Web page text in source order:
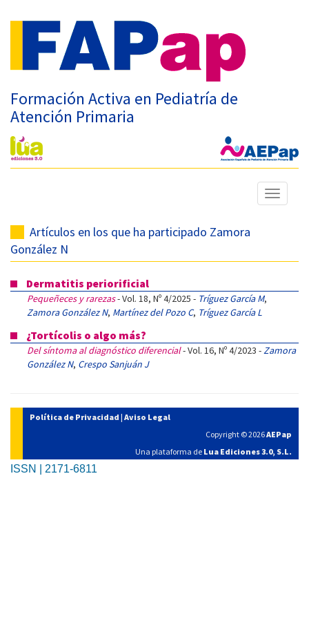
Formación Activa en Pediatría de
Atención Primaria
Mostrar
menú
Artículos en los que ha participado Zamora
González N
Dermatitis periorificial
Pequeñeces y rarezas- Vol. 18, Nº 4/2025 - Tríguez García M,
Zamora González N, Martínez del Pozo C, Tríguez García L
¿Tortícolis o algo más?
Del síntoma al diagnóstico diferencial- Vol. 16, Nº 4/2023 -Zamora
González N, Crespo Sanjuán J
Política de Privacidad | Aviso Legal
Copyright © 2026AEPap
Una plataforma de Lua Ediciones 3.0, S.L.
ISSN | 2171-6811